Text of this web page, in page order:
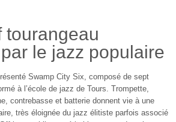
tourangeau
le jazz populaire
Swamp City Six, composé de sept
à l’école de jazz de Tours. Trompette,
contrebasse et batterie donnent vie à une
très éloignée du jazz élitiste parfois associé